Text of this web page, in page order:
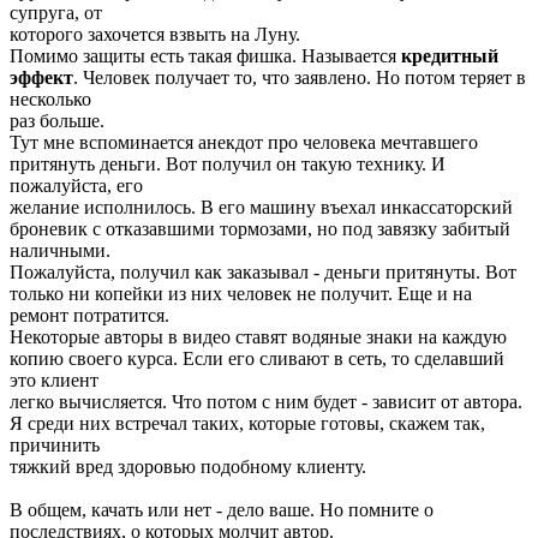
супруга, от
которого захочется взвыть на Луну.
Помимо защиты есть такая фишка. Называется кредитный
эффект. Человек получает то, что заявлено. Но потом теряет в
несколько
раз больше.
Тут мне вспоминается анекдот про человека мечтавшего
притянуть деньги. Вот получил он такую технику. И
пожалуйста, его
желание исполнилось. В его машину въехал инкассаторский
броневик с отказавшими тормозами, но под завязку забитый
наличными.
Пожалуйста, получил как заказывал - деньги притянуты. Вот
только ни копейки из них человек не получит. Еще и на
ремонт потратится.
Некоторые авторы в видео ставят водяные знаки на каждую
копию своего курса. Если его сливают в сеть, то сделавший
это клиент
легко вычисляется. Что потом с ним будет - зависит от автора.
Я среди них встречал таких, которые готовы, скажем так,
причинить
тяжкий вред здоровью подобному клиенту.
В общем, качать или нет - дело ваше. Но помните о
последствиях, о которых молчит автор.